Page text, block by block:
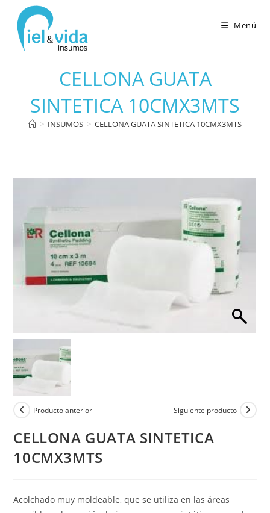
Menú
CELLONA GUATA
SINTETICA 10CMX3MTS
> INSUMOS > CELLONA GUATA SINTETICA 10CMX3MTS
Producto anterior Siguiente producto
CELLONA GUATA SINTETICA
10CMX3MTS
Acolchado muy moldeable, que se utiliza en las áreas